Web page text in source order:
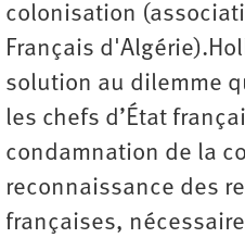
colonisation
Français
solution au dilemme
les chefs d’État
condamnation de la
reconnaissance des
françaises,